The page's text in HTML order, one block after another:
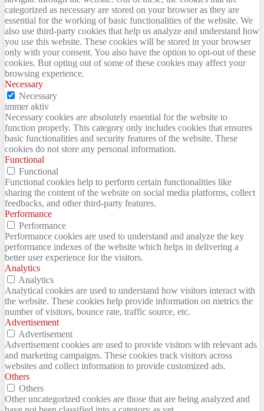
categorized as necessary are stored on your browser as they are
essential for the working of basic functionalities of the website. We
also use third-party cookies that help us analyze and understand how
you use this website. These cookies will be stored in your browser
only with your consent. You also have the option to opt-out of these
cookies. But opting out of some of these cookies may affect your
browsing experience.
Necessary
Necessary
immer aktiv
Necessary cookies are absolutely essential for the website to
function properly. This category only includes cookies that ensures
basic functionalities and security features of the website. These
cookies do not store any personal information.
Functional
Functional
Functional cookies help to perform certain functionalities like
sharing the content of the website on social media platforms, collect
feedbacks, and other third-party features.
Performance
Performance
Performance cookies are used to understand and analyze the key
performance indexes of the website which helps in delivering a
better user experience for the visitors.
Analytics
Analytics
Analytical cookies are used to understand how visitors interact with
the website. These cookies help provide information on metrics the
number of visitors, bounce rate, traffic source, etc.
Advertisement
Advertisement
Advertisement cookies are used to provide visitors with relevant ads
and marketing campaigns. These cookies track visitors across
websites and collect information to provide customized ads.
Others
Others
Other uncategorized cookies are those that are being analyzed and